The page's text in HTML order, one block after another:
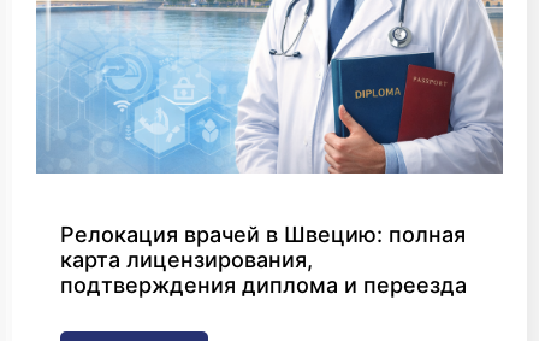
Релокация врачей в Швецию: полная
карта лицензирования,
подтверждения диплома и переезда